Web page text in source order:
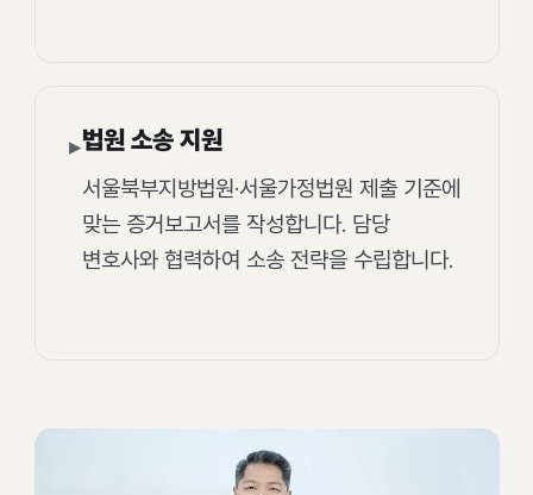
▸법원 소송 지원
서울북부지방법원·서울가정법원 제출 기준에
맞는 증거보고서를 작성합니다. 담당
변호사와 협력하여 소송 전략을 수립합니다.